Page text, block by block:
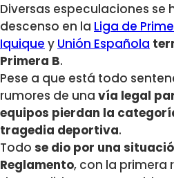
Diversas especulaciones se
descenso en la Liga de
Iquique y Unión Española
Primera B.
Pese a que está todo
rumores de una vía legal
equipos pierdan la
tragedia deportiva.
Todo se dio por una
Reglamento, con la primera